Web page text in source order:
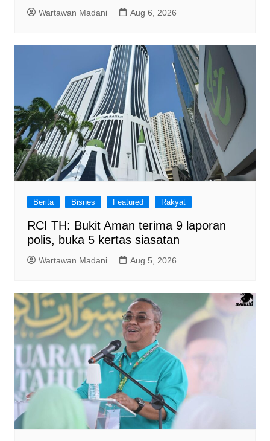
Wartawan Madani Aug 6, 2026
Berita Bisnes Featured Rakyat
RCI TH: Bukit Aman terima 9 laporan
polis, buka 5 kertas siasatan
Wartawan Madani Aug 5, 2026